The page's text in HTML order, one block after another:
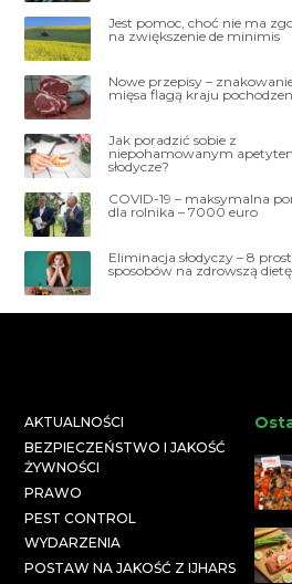
Jest pomoc, choć nie ma
na zwiększenie de minimis
Nowe przepisy –
mięsa flagą kraju
Jak poradzić sobie z
niepohamowanym
słodycze?
COVID-19 – maksymalna
dla rolnika – 7000 euro
Eliminacja słodyczy – 8
sposobów na zdrowszą dietę
AKTUALNOŚCI
BEZPIECZEŃSTWO I JAKOŚĆ
ŻYWNOŚCI
PRAWO
PEST CONTROL
WYDARZENIA
POSTAW NA JAKOŚĆ Z IJHARS